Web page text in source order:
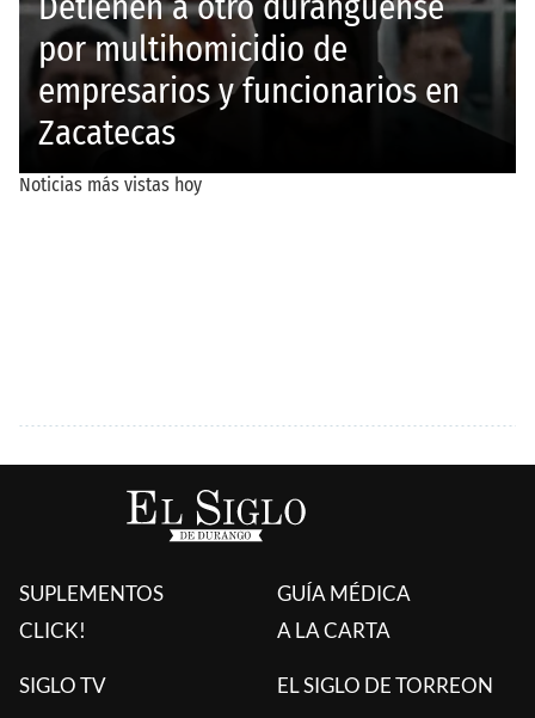
SUPLEMENTOS
CLICK!
GUÍA MÉDICA
A LA CARTA
SIGLO TV EL SIGLO DE TORREON